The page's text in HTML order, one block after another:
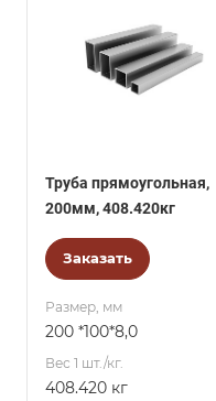
Труба прямоугольная,
200мм, 408.420кг
Заказать
Размер, мм
200 *100*8,0
Вес 1 шт./кг.
408.420 кг